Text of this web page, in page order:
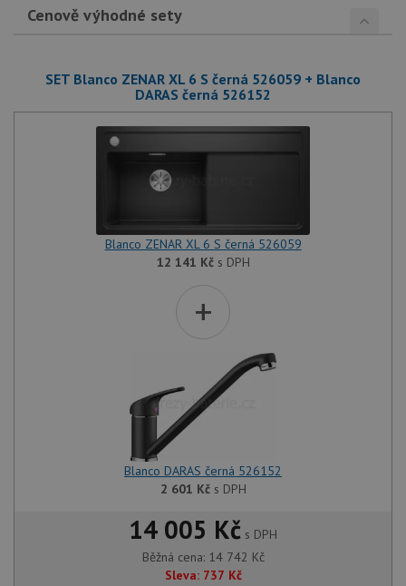
Cenově výhodné sety
SET Blanco ZENAR XL 6 S černá 526059 + Blanco
DARAS černá 526152
Blanco ZENAR XL 6 S černá 526059
12 141 Kčs DPH
+
Blanco DARAS černá 526152
2 601 Kčs DPH
14 005 Kč s DPH
Běžná cena: 14 742 Kč
Sleva: 737 Kč